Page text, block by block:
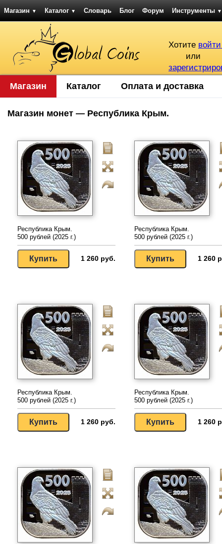
Магазин ▼ Каталог ▼ Словарь Блог Форум Инструменты ▼
Хотите
или
Магазин Каталог Оплата и доставка
Магазин монет — Республика Крым.
Республика Крым.
500 рублей (2025 г.)
1 260 руб.
Республика Крым.
500 рублей (2025 г.)
1 260
Республика Крым.
500 рублей (2025 г.)
1 260 руб.
Республика Крым.
500 рублей (2025 г.)
1 260